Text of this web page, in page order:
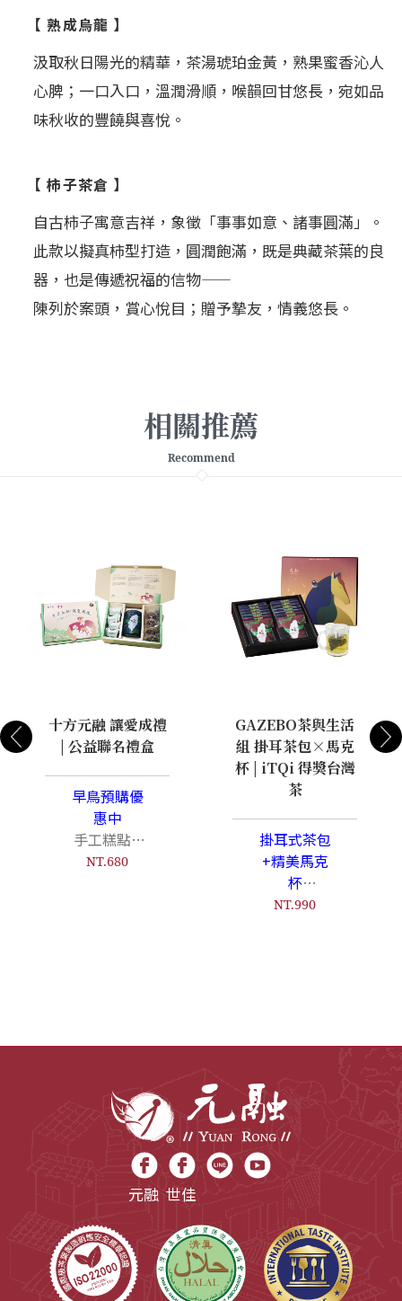
【 熟成烏龍 】
汲取秋日陽光的精華，茶湯琥珀金黃，熟果蜜香沁人
心脾；一口入口，溫潤滑順，喉韻回甘悠長，宛如品
味秋收的豐饒與喜悅。
【 柿子茶倉 】
自古柿子寓意吉祥，象徵「事事如意、諸事圓滿」。
此款以擬真柿型打造，圓潤飽滿，既是典藏茶葉的良
器，也是傳遞祝福的信物——
陳列於案頭，賞心悅目；贈予摯友，情義悠長。
相關推薦
Recommend
十方元融 讓愛成禮
| 公益聯名禮盒
早鳥預購優
惠中
手工糕點&
台灣高山茶
NT.680
GAZEBO茶與生活
組 掛耳茶包×馬克
杯 | iTQi 得獎台灣
茶
掛耳式茶包
+精美馬克
杯
馬年限定包
NT.990
元融 世佳